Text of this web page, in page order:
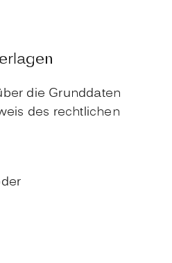
die Grunddaten
des rechtlichen